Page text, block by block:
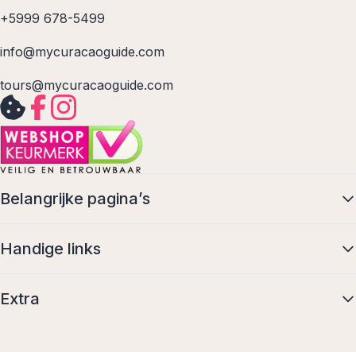
+5999 678-5499
info@mycuracaoguide.com
tours@mycuracaoguide.com
Belangrijke pagina’s
Handige links
Extra